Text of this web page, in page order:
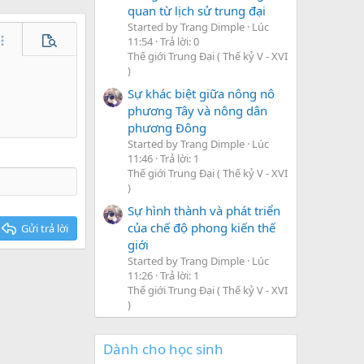
tùy chọn…
Xem trước
Gửi trả lời
quan từ lịch sử trung đại
Started by Trang Dimple Lúc
11:54 Trả lời: 0
Thế giới Trung Đại ( Thế kỷ V - XVI
)
Sự khác biệt giữa nông nô
phương Tây và nông dân
phương Đông
Started by Trang Dimple Lúc
11:46 Trả lời: 1
Thế giới Trung Đại ( Thế kỷ V - XVI
)
Sự hình thành và phát triển
của chế độ phong kiến thế
giới
Started by Trang Dimple Lúc
11:26 Trả lời: 1
Thế giới Trung Đại ( Thế kỷ V - XVI
)
Dành cho học sinh